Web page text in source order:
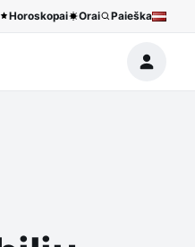
Horoskopai Orai Paieška